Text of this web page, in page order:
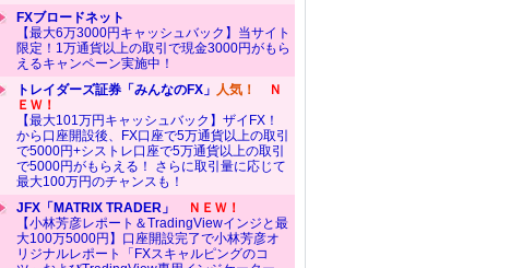
FXブロードネット
【最大6万3000円キャッシュバック】当サイト
限定！1万通貨以上の取引で現金3000円がもら
えるキャンペーン実施中！
トレイダーズ証券「みんなのFX」 人気！
Ｎ
ＥＷ！
【最大101万円キャッシュバック】ザイFX！
から口座開設後、FX口座で5万通貨以上の取引
で5000円+シストレ口座で5万通貨以上の取引
で5000円がもらえる！ さらに取引量に応じて
最大100万円のチャンスも！
JFX「MATRIX TRADER」
ＮＥＷ！
【小林芳彦レポート＆TradingViewインジと最
大100万5000円】口座開設完了で小林芳彦オ
リジナルレポート「FXスキャルピングのコ